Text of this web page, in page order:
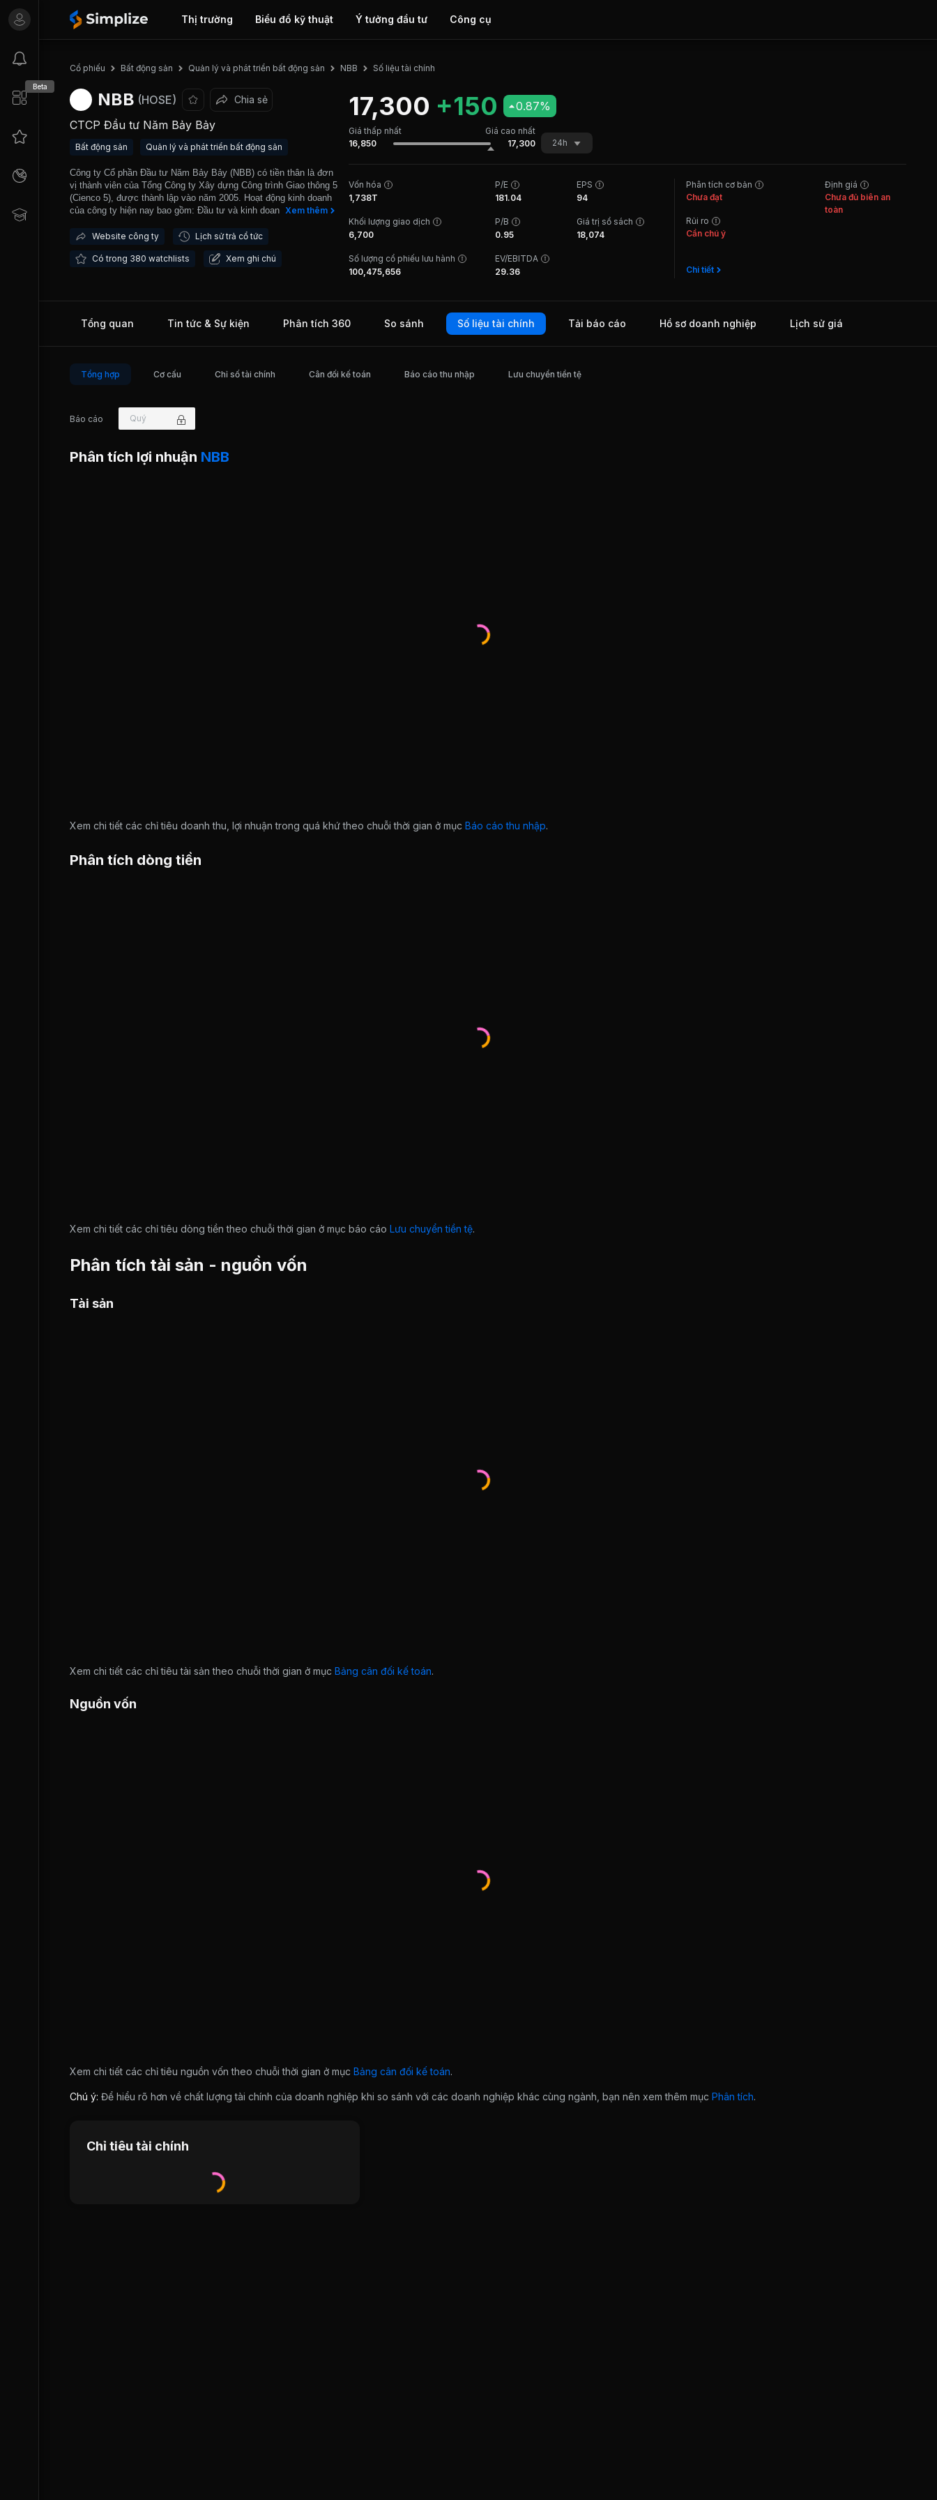
Thị trường Biểu đồ kỹ thuật Ý tưởng đầu tư Công cụ
Beta
Cổ phiếu Bất động sản Quản lý và phát triển bất động sản NBB Số liệu tài chính
NBB (HOSE) Chia sẻ
CTCP Đầu tư Năm Bảy Bảy
Bất động sản Quản lý và phát triển bất động sản
Công ty Cổ phần Đầu tư Năm Bảy Bảy (NBB) có tiền thân là đơn
vị thành viên của Tổng Công ty Xây dựng Công trình Giao thông 5
(Cienco 5), được thành lập vào năm 2005. Hoạt động kinh doanh
của công ty hiện nay bao gồm: Đầu tư và kinh doanh bất động
công nghiệp; Sản xuất vật liệu xây dựng; Sản xuất điện; Đầu tư
là hoạt động đem lại doanh thu chính của công ty. Công ty đã và
Minh, Phan Thiết, Hạ Long và Bạc Liêu như Dự án Carina Plaza;
NBB được niêm yết tại Sở Giao dịch Chứng khoán Thành phố Hồ
Xem thêm
Website công ty Lịch sử trả cổ tức
Có trong 380 watchlists Xem ghi chú
17,300 +150 0.87%
Giá thấp nhất
Giá cao nhất
16,850
17,300 24h
Vốn hóa
1,738T
P/E
181.04
EPS
94
Khối lượng giao dịch
6,700
P/B
0.95
Giá trị sổ sách
18,074
Số lượng cổ phiếu lưu hành
100,475,656
EV/EBITDA
29.36
Phân tích cơ bản
Chưa đạt
Rủi ro
Cần chú ý
Chi tiết
Định giá
Chưa đủ biên an
toàn
Tổng quan Tin tức & Sự kiện Phân tích 360 So sánh Số liệu tài chính Tải báo cáo Hồ sơ doanh nghiệp Lịch sử giá
Tổng hợp Cơ cấu Chỉ số tài chính Cân đối kế toán Báo cáo thu nhập Lưu chuyển tiền tệ
Báo cáo Quý
Phân tích lợi nhuận NBB
Xem chi tiết các chỉ tiêu doanh thu, lợi nhuận trong quá khứ theo chuỗi thời gian ở mục Báo cáo thu nhập.
Phân tích dòng tiền
Xem chi tiết các chỉ tiêu dòng tiền theo chuỗi thời gian ở mục báo cáo Lưu chuyển tiền tệ.
Phân tích tài sản - nguồn vốn
Tài sản
Xem chi tiết các chỉ tiêu tài sản theo chuỗi thời gian ở mục Bảng cân đối kế toán.
Nguồn vốn
Xem chi tiết các chỉ tiêu nguồn vốn theo chuỗi thời gian ở mục Bảng cân đối kế toán.
Chú ý: Để hiểu rõ hơn về chất lượng tài chính của doanh nghiệp khi so sánh với các doanh nghiệp khác cùng ngành, bạn nên xem thêm mục Phân tích.
Chỉ tiêu tài chính